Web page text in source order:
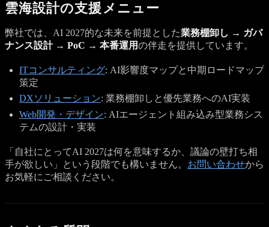
雲海設計の支援メニュー
弊社では、AI 2027的な未来を前提とした業務棚卸し → ガバ
ナンス設計 → PoC → 本番運用の伴走を提供しています。
ITコンサルティング: AI影響度マップと中期ロードマップ
策定
DXソリューション: 業務棚卸しと優先業務へのAI実装
Web開発・デザイン: AIエージェント組み込み型業務シス
テムの設計・実装
「自社にとってAI 2027は何を意味するか、議論の壁打ち相
手が欲しい」という段階でも構いません。 お問い合わせから
お気軽にご相談ください。